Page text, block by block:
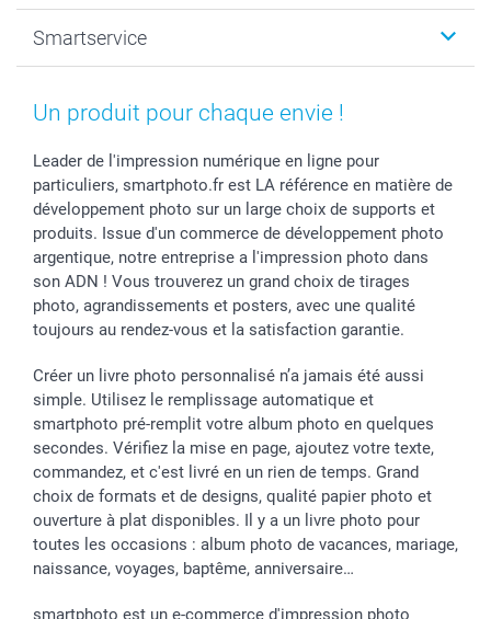
Faire-part & Cartes
Coques smartphone
Stickers & Etiquettes
Cadres photo & accessoires déco
Dénicheur d'idées cadeau
Naissance & baptême
Fête des Mères
Fête des Pères
Communion
Baptême
Toussaint
Rentrée des classes
Saint-Valentin
Vacances
Plan du site
Droit de rétraction
Plaintes
Vie privée
Gestion des cookies
Tarifs
Partenariats & Influence
Investisseurs
Smartservice
Aide
smartbonus
smartfriends
Livraison
Modes de paiement
Grandes quantités
Statut de ma commande
Un produit pour chaque envie !
Leader de l'impression numérique en ligne pour
particuliers, smartphoto.fr est LA référence en matière de
développement photo sur un large choix de supports et
produits. Issue d'un commerce de développement photo
argentique, notre entreprise a l'impression photo dans
son ADN ! Vous trouverez un grand choix de tirages
photo, agrandissements et posters, avec une qualité
toujours au rendez-vous et la satisfaction garantie.
Créer un livre photo personnalisé n’a jamais été aussi
simple. Utilisez le remplissage automatique et
smartphoto pré-remplit votre album photo en quelques
secondes. Vérifiez la mise en page, ajoutez votre texte,
commandez, et c'est livré en un rien de temps. Grand
choix de formats et de designs, qualité papier photo et
ouverture à plat disponibles. Il y a un livre photo pour
toutes les occasions : album photo de vacances, mariage,
naissance, voyages, baptême, anniversaire…
smartphoto est un e-commerce d'impression photo